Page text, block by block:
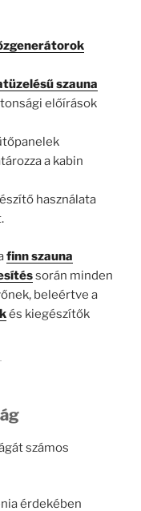
szauna
előírások
a kabin
használata
finn szauna
során minden
beleértve a
és kiegészítők
számos
érdekében